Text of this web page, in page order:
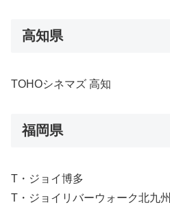
高知県
TOHOシネマズ 高知
福岡県
T・ジョイ博多
T・ジョイリバーウォーク北九州